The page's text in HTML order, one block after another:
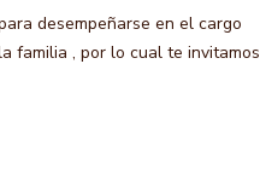
desempeñarse en el cargo
familia , por lo cual te invitamos